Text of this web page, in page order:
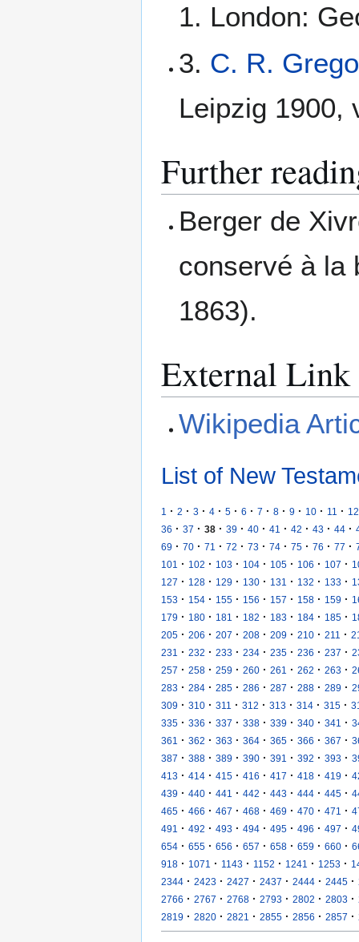
1. London:
3. C. R.
Leipzig 1900,
Further
Berger de
conservé à la
1863).
External Link
Wikipedia
List of New
1 · 2 · 3 · 4 · 5 · 6 · 7 · 8 · 9 · 10 · 11 · 12
36 · 37 · 38 · 39 · 40 · 41 · 42 · 43 · 44 ·
69 · 70 · 71 · 72 · 73 · 74 · 75 · 76 · 77 ·
101
· 102 · 103 · 104 · 105 · 106 · 107 ·
127 · 128 · 129 · 130 · 131 · 132 · 133 ·
153 · 154 · 155 · 156 · 157 · 158 · 159 ·
179 · 180 · 181 · 182 · 183 · 184 · 185 ·
205 · 206 · 207 · 208 · 209 · 210 · 211 ·
231
· 232 · 233 · 234 · 235 · 236 · 237 ·
257 · 258 · 259 · 260 · 261 · 262 · 263 ·
283 · 284 · 285 · 286 · 287 · 288 · 289 ·
309 · 310 · 311 · 312 · 313 · 314 · 315 ·
335 · 336 · 337 · 338 · 339 · 340 · 341 ·
361
· 362 · 363 · 364 · 365 · 366 · 367 ·
387 · 388 · 389 · 390 · 391 · 392 · 393 ·
413 · 414 · 415 · 416 · 417 · 418 · 419 ·
439 · 440 · 441 · 442 · 443 · 444 · 445 ·
465 · 466 · 467 · 468 · 469 · 470 · 471 ·
491
· 492 · 493 · 494 · 495 · 496 · 497 ·
654 · 655 · 656 · 657 · 658 · 659 · 660 ·
918 · 1071 · 1143 · 1152 · 1241 · 1253 ·
2344 · 2423 · 2427 · 2437 · 2444 · 2445 ·
2766 · 2767 · 2768 · 2793 · 2802 · 2803 ·
2819 · 2820 · 2821 · 2855 · 2856 · 2857 ·